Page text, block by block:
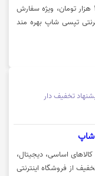
برقی و... میتوانید از 10 درصد تخفیف تا سقف 200 هزار تومان، ویژه سفارش
اینترنتی تپسی شاپ بهره مند
"خرید کنید" کلیک
تخفیف دار
اساسی، دیجیتال،
ابزار سلامت و… را با 35 درصد تخفیف از فروشگاه اینترنتی